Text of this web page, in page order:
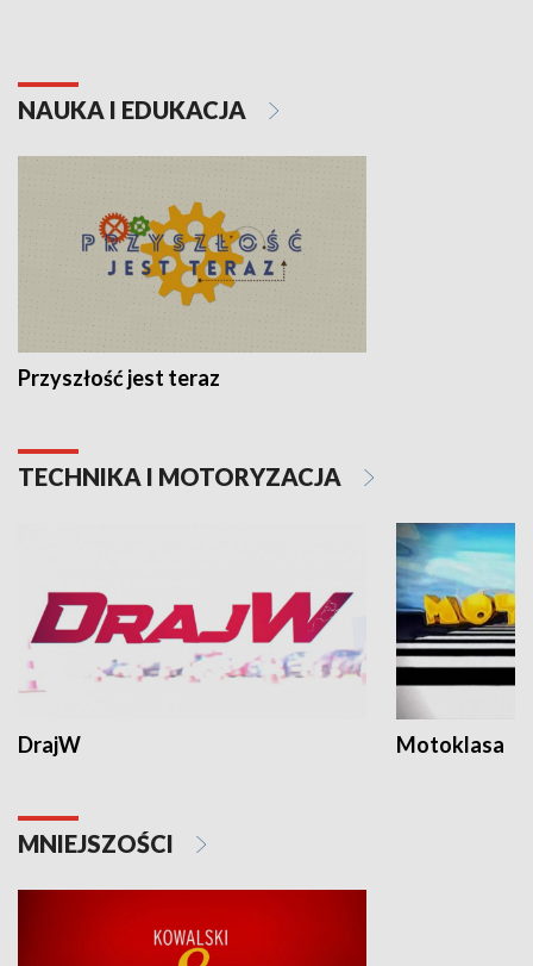
NAUKA I EDUKACJA
Przyszłość jest teraz
TECHNIKA I MOTORYZACJA
DrajW Motoklasa
MNIEJSZOŚCI